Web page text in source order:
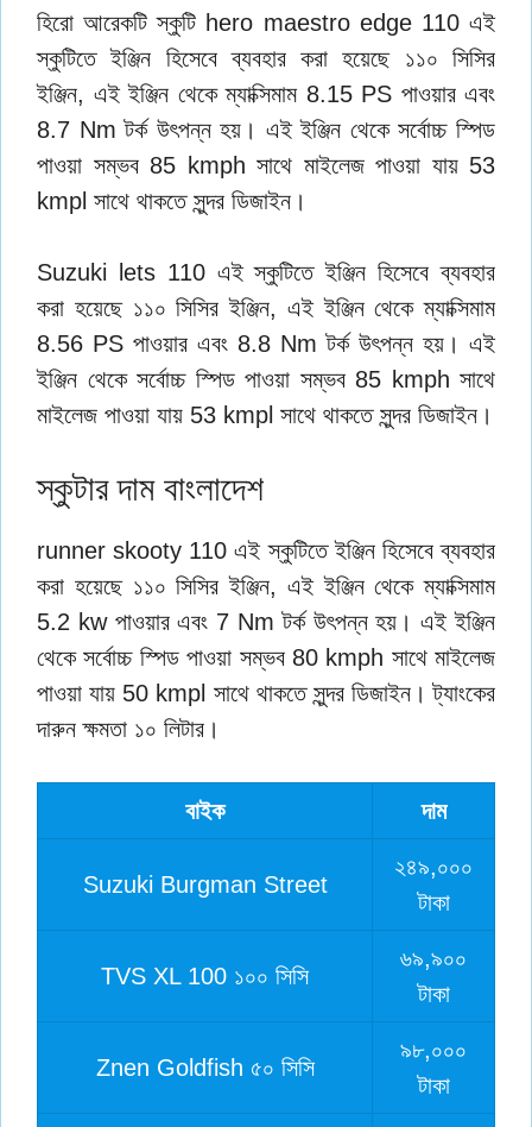
হিরো আরেকটি স্কুটি hero maestro edge 110 এই
স্কুটিতে ইঞ্জিন হিসেবে ব্যবহার করা হয়েছে ১১০ সিসির
ইঞ্জিন, এই ইঞ্জিন থেকে ম্যাক্সিমাম 8.15 PS পাওয়ার এবং
8.7 Nm টর্ক উৎপন্ন হয়। এই ইঞ্জিন থেকে সর্বোচ্চ স্পিড
পাওয়া সম্ভব 85 kmph সাথে মাইলেজ পাওয়া যায় 53
kmpl সাথে থাকতে সুন্দর ডিজাইন।
Suzuki lets 110 এই স্কুটিতে ইঞ্জিন হিসেবে ব্যবহার
করা হয়েছে ১১০ সিসির ইঞ্জিন, এই ইঞ্জিন থেকে ম্যাক্সিমাম
8.56 PS পাওয়ার এবং 8.8 Nm টর্ক উৎপন্ন হয়। এই
ইঞ্জিন থেকে সর্বোচ্চ স্পিড পাওয়া সম্ভব 85 kmph সাথে
মাইলেজ পাওয়া যায় 53 kmpl সাথে থাকতে সুন্দর ডিজাইন।
স্কুটার দাম বাংলাদেশ
runner skooty 110 এই স্কুটিতে ইঞ্জিন হিসেবে ব্যবহার
করা হয়েছে ১১০ সিসির ইঞ্জিন, এই ইঞ্জিন থেকে ম্যাক্সিমাম
5.2 kw পাওয়ার এবং 7 Nm টর্ক উৎপন্ন হয়। এই ইঞ্জিন
থেকে সর্বোচ্চ স্পিড পাওয়া সম্ভব 80 kmph সাথে মাইলেজ
পাওয়া যায় 50 kmpl সাথে থাকতে সুন্দর ডিজাইন। ট্যাংকের
দারুন ক্ষমতা ১০ লিটার।
বাইক দাম
Suzuki Burgman Street
২৪৯,০০০
টাকা
TVS XL 100 ১০০ সিসি
৬৯,৯০০
টাকা
Znen Goldfish ৫০ সিসি
৯৮,০০০
টাকা